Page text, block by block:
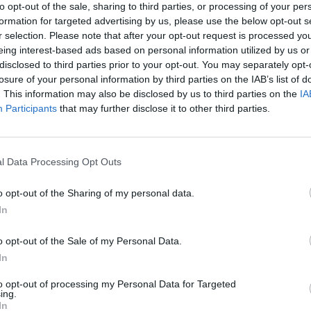
opt-out of the sale, sharing to third parties, or processing of your
for targeted advertising by us, please use the below opt-out
selection. Please note that after your opt-out request is processed
interest-based ads based on personal information utilized by us
to third parties prior to your opt-out. You may separately
of your personal information by third parties on the IAB’s list of
This information may also be disclosed by us to third parties on the
Participants that may further disclose it to other third parties.
Data Processing Opt Outs
opt-out of the Sharing of my personal data.
opt-out of the Sale of my Personal Data.
opt-out of processing my Personal Data for Targeted
a Roma e nel Lazio un ruolo importante
con il mondo cattolico, riformista e
Francesco Storace sono arrivate parole di
le parolacce non si dicono, ma stupidi
così grave se riferito agli strateghi del
Si sono formalizzati gli apparentamenti
di domenica prossima. E che ti
de La Destra proprio a Guidonia. In una
complicata vogliono perdere a tutti i
ricorda che il sottosegretario Giro «ha
che, visto il comportamento
che il sindaco dia nomine a qualche
recuperare voti. Non ho parole. Appena
il nome, gli dò anche la presidenza
Roma Capitale. Non conta nulla e
Ho già dimostrato nella vita
cose che per me contano. Ma tutto
senza senso».
Rudy Giuliani a Come States?